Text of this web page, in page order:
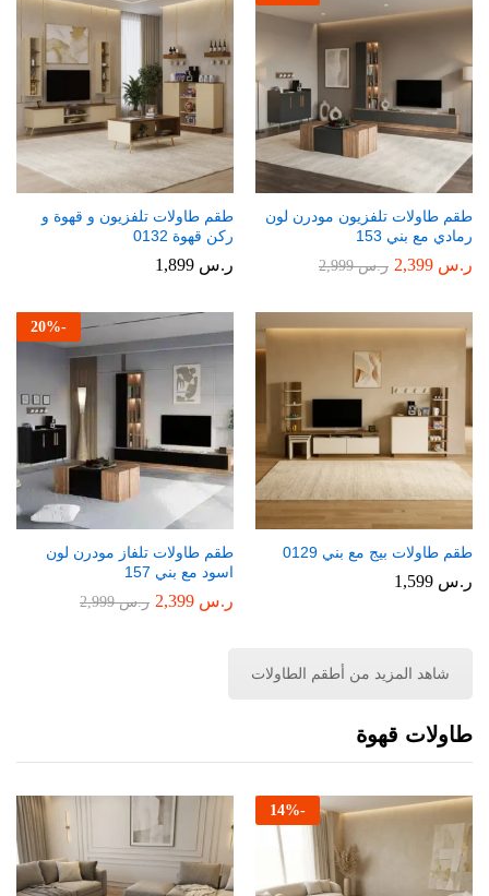
طقم طاولات تلفزيون مودرن لون
رمادي مع بني 153
ر.س ر.س2,999
طقم طاولات تلفزيون و قهوة و
ركن قهوة 0132
ر.س
طقم طاولات بيج مع بني 0129
ر.س
-
20%
طقم طاولات تلفاز مودرن لون
اسود مع بني 157
ر.س ر.س2,999
شاهد المزيد من أطقم الطاولات
طاولات قهوة
-
14%